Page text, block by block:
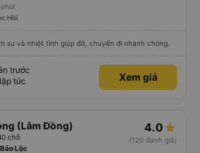
Hồi
sự và nhiệt tình giúp đỡ, chuyến đi nhanh chóng.
trước
tức
Xem giá
(Lâm Đồng)
chỗ
4.0
(120 đánh giá)
Lộc